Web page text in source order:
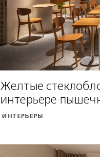
Желтые
интерьере
ИНТЕРЬЕРЫ